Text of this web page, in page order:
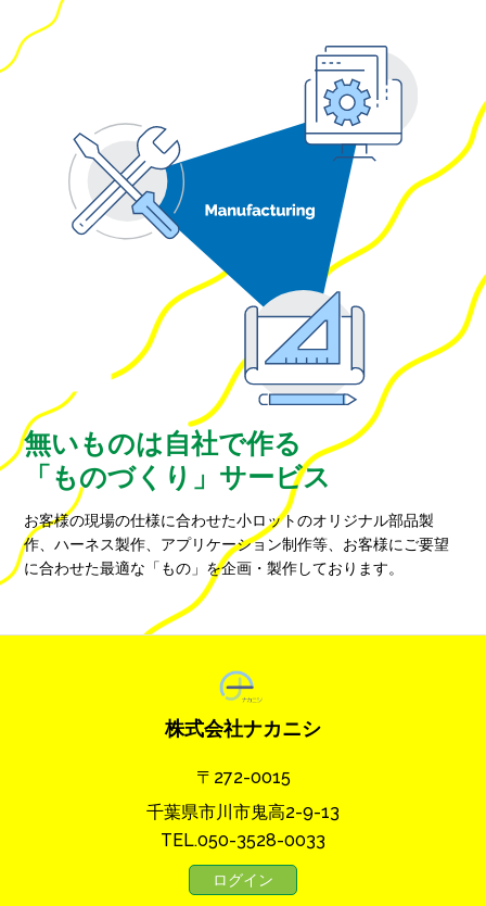
無いものは自社で作る
「ものづくり」サービス
お客様の現場の仕様に合わせた小ロットのオリジナル部品製
作、ハーネス製作、アプリケーション制作等、お客様にご要望
に合わせた最適な「もの」を企画・製作しております。
株式会社ナカニシ
〒272-0015
千葉県市川市鬼高2-9-13
TEL.050-3528-0033
ログイン